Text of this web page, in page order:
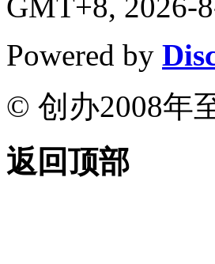
Powered by
© 创办2008年
返回顶部